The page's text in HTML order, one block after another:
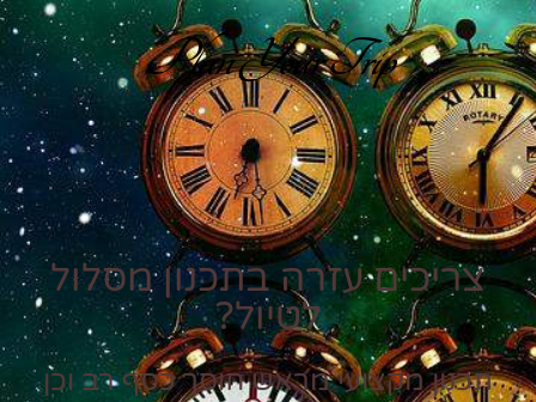
Plan Your Trip
צריכים עזרה בתכנון מסלול
לטיול?
תכנון מקצועי מראש חוסך כסף רב וכן